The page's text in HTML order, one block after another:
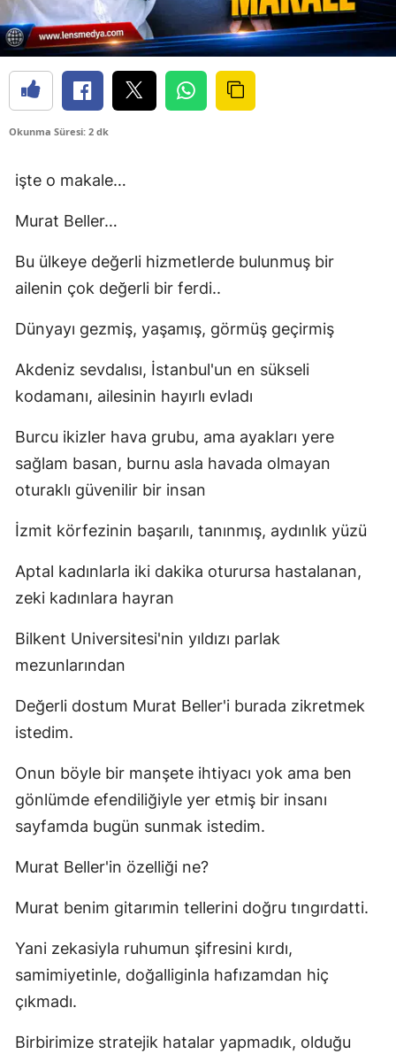
Okunma Süresi: 2 dk
işte o makale…
Murat Beller…
Bu ülkeye değerli hizmetlerde bulunmuş bir
ailenin çok değerli bir ferdi..
Dünyayı gezmiş, yaşamış, görmüş geçirmiş
Akdeniz sevdalısı, İstanbul'un en sükseli
kodamanı, ailesinin hayırlı evladı
Burcu ikizler hava grubu, ama ayakları yere
sağlam basan, burnu asla havada olmayan
oturaklı güvenilir bir insan
İzmit körfezinin başarılı, tanınmış, aydınlık yüzü
Aptal kadınlarla iki dakika oturursa hastalanan,
zeki kadınlara hayran
Bilkent Universitesi'nin yıldızı parlak
mezunlarından
Değerli dostum Murat Beller'i burada zikretmek
istedim.
Onun böyle bir manşete ihtiyacı yok ama ben
gönlümde efendiliğiyle yer etmiş bir insanı
sayfamda bugün sunmak istedim.
Murat Beller'in özelliği ne?
Murat benim gitarımin tellerini doğru tıngırdatti.
Yani zekasiyla ruhumun şifresini kırdı,
samimiyetinle, doğalliginla hafızamdan hiç
çıkmadı.
Birbirimize stratejik hatalar yapmadık, olduğu